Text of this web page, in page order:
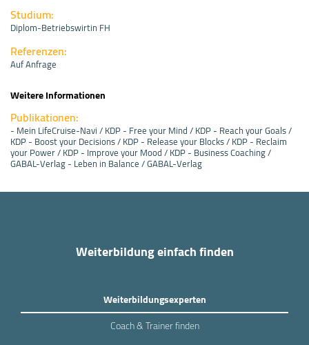
Studium:
Diplom-Betriebswirtin FH
Referenzen:
Auf Anfrage
Weitere Informationen
Publikationen:
- Mein LifeCruise-Navi / KDP - Free your Mind / KDP - Reach your Goals /
KDP - Boost your Decisions / KDP - Release your Blocks / KDP - Reclaim
your Power / KDP - Improve your Mood / KDP - Business Coaching /
GABAL-Verlag - Leben in Balance / GABAL-Verlag
Weiterbildung einfach finden
Weiterbildungsexperten
Coach & Trainer finden